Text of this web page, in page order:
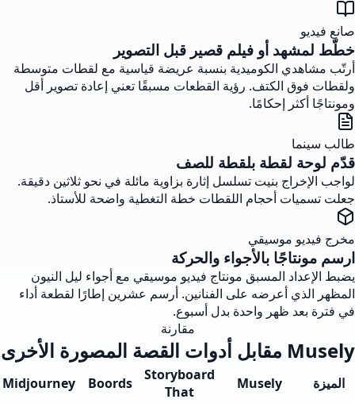
صانع فيديو
خطّط لمشهد أو فيلم قصير قبل التصوير
أرتّب مشاهدي الكوميدية بنسبة عريضة قياسية مع لقطات متوسطة
ولقطات فوق الكتف. رؤية القطعات مسبقًا تعني إعادة تصوير أقل
ومونتاجًا أكثر إحكامًا.
طالب سينما
قدّم لوحة لقطة بلقطة للصف
لواجب الإخراج بنيت تسلسل إثارة بزاوية مائلة في نحو ثلاثين دقيقة.
جعلت تسميات أحجام اللقطات خطة التغطية واضحة للأستاذ.
مخرج فيديو موسيقي
ارسم مونتاجًا بالأجواء والحركة
يضبط الإعداد المسبق مونتاج فيديو موسيقي مع أجواء ليل النيون
المظهر الذي أعرضه على الفنانين. أرسم عشرين إطارًا لقطعة أداء
في فترة بعد ظهر واحدة بدل أسبوع.
مقارنة
Musely مقابل أدوات القصة المصورة الأخرى
الميزة Musely
Storyboard
That
Boords
Midjourney